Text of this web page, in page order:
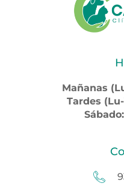
Mañanas
Tardes
Sábado: